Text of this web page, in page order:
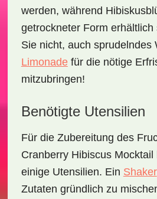
werden, während
getrockneter Form erhältlich
Sie nicht, auch sprudelndes
Limonadefür die nötige
mitzubringen!
Benötigte Utensilien
Für die Zubereitung des
Cranberry Hibiscus Mocktail
einige Utensilien. Ein Shaker
Zutaten gründlich zu